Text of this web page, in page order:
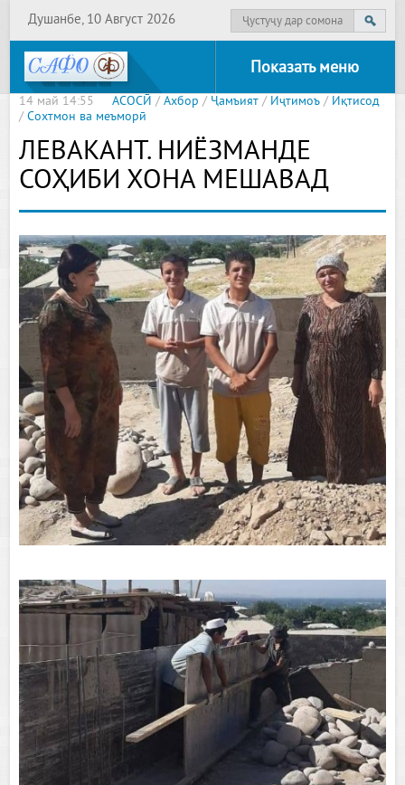
Душанбе, 10 Август 2026
Показать меню
14 май 14:55 АСОСӢ /Ахбор / Ҷамъият / Иҷтимоъ / Иқтисод
/Сохтмон ва меъморӣ
ЛЕВАКАНТ. НИЁЗМАНДЕ
СОҲИБИ ХОНА МЕШАВАД